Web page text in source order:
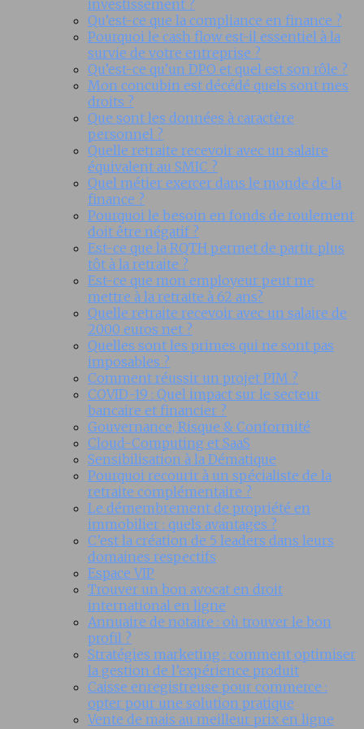
investissement ?
Qu’est-ce que la compliance en finance ?
Pourquoi le cash flow est-il essentiel à la
survie de votre entreprise ?
Qu’est-ce qu’un DPO et quel est son rôle ?
Mon concubin est décédé quels sont mes
droits ?
Que sont les données à caractère
personnel ?
Quelle retraite recevoir avec un salaire
équivalent au SMIC ?
Quel métier exercer dans le monde de la
finance ?
Pourquoi le besoin en fonds de roulement
doit être négatif ?
Est-ce que la RQTH permet de partir plus
tôt à la retraite ?
Est-ce que mon employeur peut me
mettre à la retraite à 62 ans?
Quelle retraite recevoir avec un salaire de
2000 euros net ?
Quelles sont les primes qui ne sont pas
imposables ?
Comment réussir un projet PIM ?
COVID-19 : Quel impact sur le secteur
bancaire et financier ?
Gouvernance, Risque & Conformité
Cloud-Computing et SaaS
Sensibilisation à la Dématique
Pourquoi recourir à un spécialiste de la
retraite complémentaire ?
Le démembrement de propriété en
immobilier : quels avantages ?
C’est la création de 5 leaders dans leurs
domaines respectifs
Espace VIP
Trouver un bon avocat en droit
international en ligne
Annuaire de notaire : où trouver le bon
profil ?
Stratégies marketing : comment optimiser
la gestion de l’expérience produit
Caisse enregistreuse pour commerce :
opter pour une solution pratique
Vente de mais au meilleur prix en ligne